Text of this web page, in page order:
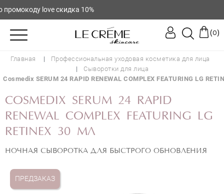
love скидка 10%
(0)
Главная
Профессиональная уходовая косметика для лица
Сыворотки для лица
Cosmedix SERUM 24 RAPID RENEWAL COMPLEX FEATURING LG
COSMEDIX SERUM 24 RAPID
RENEWAL COMPLEX FEATURING LG
RETINEX 30 МЛ
НОЧНАЯ СЫВОРОТКА ДЛЯ БЫСТРОГО ОБНОВЛЕНИЯ
ПРЕДЗАКАЗ